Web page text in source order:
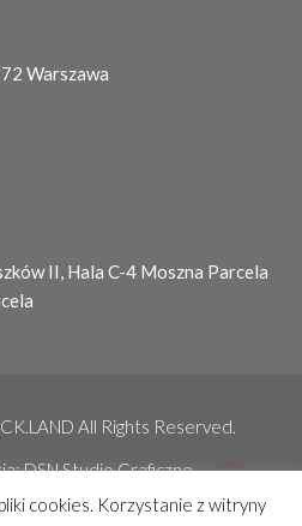
Warszawa
II, Hala C-4 Moszna Parcela
All Rights Reserved.
DSN Studio Graficzne
cookies. Korzystanie z witryny